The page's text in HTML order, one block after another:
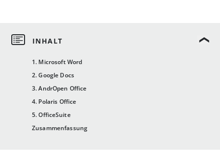
1. Microsoft Word
2. Google Docs
3. AndrOpen Office
4. Polaris Office
5. OfficeSuite
Zusammenfassung